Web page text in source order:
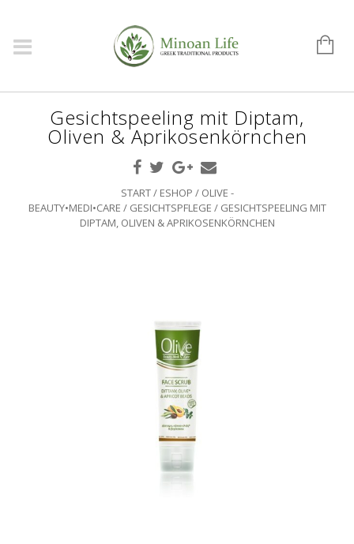
Gesichtspeeling mit Diptam,
Oliven & Aprikosenkörnchen
START/ ESHOP / OLIVE -
BEAUTY•MEDI•CARE / GESICHTSPFLEGE / GESICHTSPEELING MIT
DIPTAM, OLIVEN & APRIKOSENKÖRNCHEN